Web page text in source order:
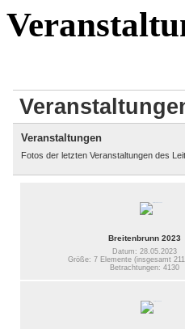
Veranstaltungen
Fotos der letzten Veranstaltungen des
Breitenbrunn 2023
Datum: 28.05.2023
Größe: 7 Elemente (insgesamt
Betrachtungen: 4130